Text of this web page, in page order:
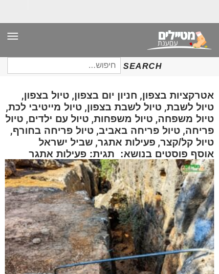
SEARCH
חיפוש
עבור:
אטרקציות בצפון, חניון יום בצפון, טיול בצפון,
טיול לשבת, טיול לשבת בצפון, טיול מייטיבי לכת,
טיול משפחה, טיול משפחות, טיול עם ילדים, טיול
פריחה, טיול פריחה באביב, טיול פריחה בחורף,
טיול קל/קצר, פעילות אתגר, שביל ישראל
אוסף פוסטים בנושא: תגית: פעילות אתגר